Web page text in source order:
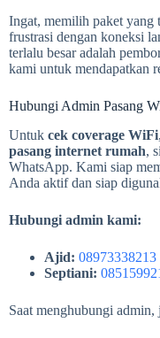
Ingat, memilih paket yang
frustrasi dengan koneksi
terlalu besar adalah
kami untuk mendapatkan
Hubungi Admin Pasang
Untuk cek coverage WiFi
pasang internet rumah,
WhatsApp. Kami siap
Anda aktif dan siap
Hubungi admin kami:
Ajid: 08973338213
Septiani:
Saat menghubungi